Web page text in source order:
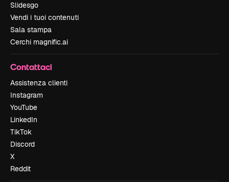
Slidesgo
Vendi i tuoi contenuti
Sala stampa
Cerchi magnific.ai
Contattaci
Assistenza clienti
Instagram
YouTube
LinkedIn
TikTok
Discord
X
Reddit